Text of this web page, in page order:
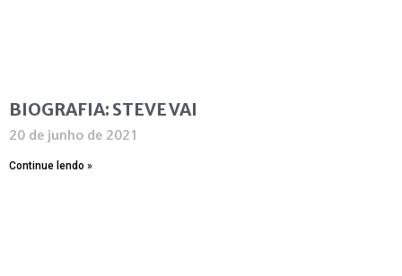
BIOGRAFIA: STEVE VAI
20 de junho de 2021
Continue lendo »